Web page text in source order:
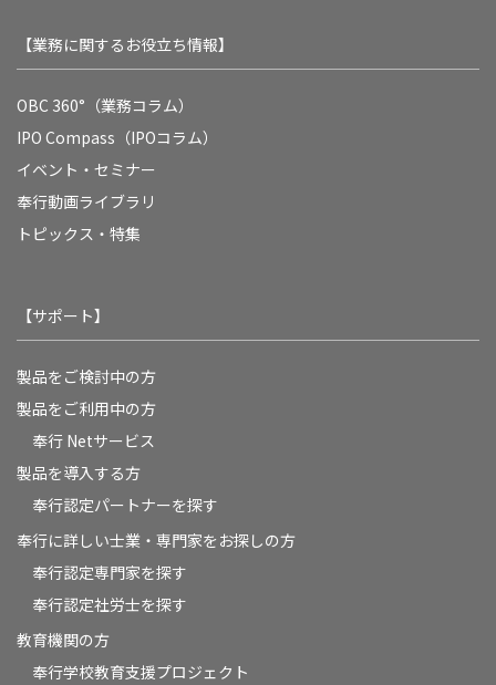
【業務に関するお役立ち情報】
OBC 360°（業務コラム）
IPO Compass（IPOコラム）
イベント・セミナー
奉行動画ライブラリ
トピックス・特集
【サポート】
製品をご検討中の方
製品をご利用中の方
奉行 Netサービス
製品を導入する方
奉行認定パートナーを探す
奉行に詳しい士業・専門家をお探しの方
奉行認定専門家を探す
奉行認定社労士を探す
教育機関の方
奉⾏学校教育⽀援プロジェクト